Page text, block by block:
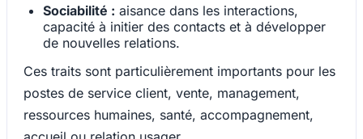
Sociabilité : aisance dans les interactions,
capacité à initier des contacts et à développer
de nouvelles relations.
Ces traits sont particulièrement importants pour les
postes de service client, vente, management,
ressources humaines, santé, accompagnement,